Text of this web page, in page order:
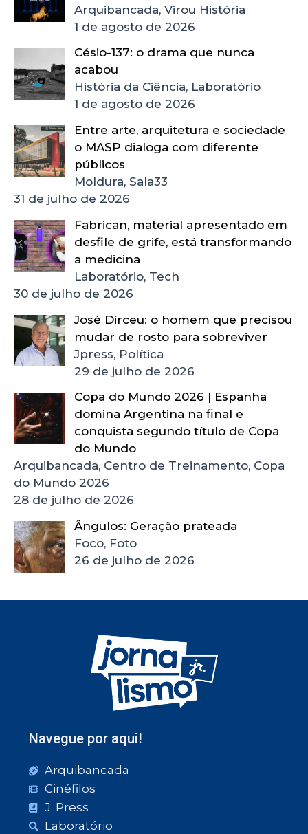
Arquibancada, Virou História
1 de agosto de 2026
Césio-137: o drama que nunca
acabou
História da Ciência, Laboratório
1 de agosto de 2026
Entre arte, arquitetura e sociedade
o MASP dialoga com diferente
públicos
Moldura, Sala33
31 de julho de 2026
Fabrican, material apresentado em
desfile de grife, está transformando
a medicina
Laboratório, Tech
30 de julho de 2026
José Dirceu: o homem que precisou
mudar de rosto para sobreviver
Jpress, Política
29 de julho de 2026
Copa do Mundo 2026 | Espanha
domina Argentina na final e
conquista segundo título de Copa
do Mundo
Arquibancada, Centro de Treinamento, Copa
do Mundo 2026
28 de julho de 2026
Ângulos: Geração prateada
Foco, Foto
26 de julho de 2026
Navegue por aqui!
Arquibancada
Cinéfilos
J. Press
Laboratório